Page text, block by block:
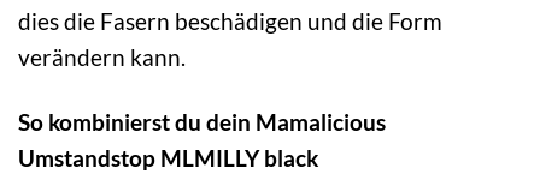
dies die Fasern beschädigen und die Form
verändern kann.
So kombinierst du dein Mamalicious
Umstandstop MLMILLY black